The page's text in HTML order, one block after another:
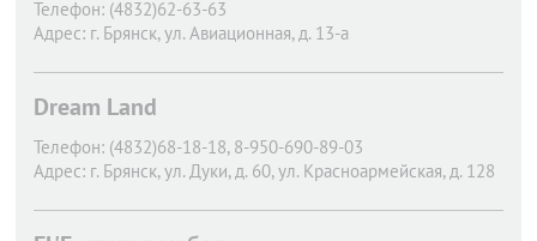
Телефон: (4832)62-63-63
Адрес: г. Брянск, ул. Авиационная, д. 13-а
Dream Land
Телефон: (4832)68-18-18, 8-950-690-89-03
Адрес: г. Брянск, ул. Дуки, д. 60, ул. Красноармейская, д. 128